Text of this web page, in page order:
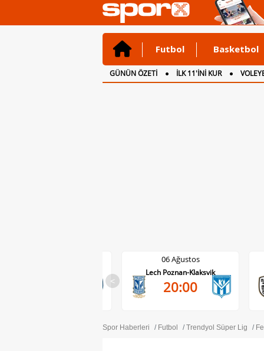
Futbol Basketbol
GÜNÜN ÖZETİ İLK 11'İNİ KUR
CANLI ANLATIM
İNGİLTERE
<
06 Ağustos
Lech Poznan-Klaksvik
20:00
Spor Haberleri Futbol Trendyol Süper Lig